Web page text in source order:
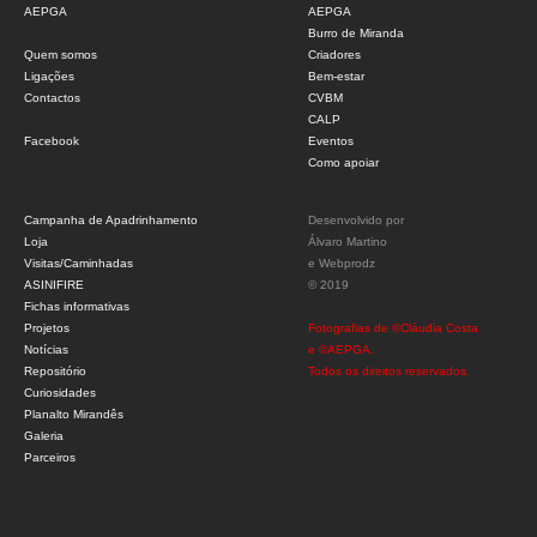
AEPGA
Quem somos
Ligações
Contactos
Facebook
AEPGA
Burro de Miranda
Criadores
Bem-estar
CVBM
CALP
Eventos
Como apoiar
Campanha de Apadrinhamento
Loja
Visitas/Caminhadas
ASINIFIRE
Fichas informativas
Projetos
Notícias
Repositório
Curiosidades
Planalto Mirandês
Galeria
Parceiros
Desenvolvido por
Álvaro Martino
e Webprodz
© 2019
Fotografias de ©Cláudia Costa
e ©AEPGA.
Todos os direitos reservados.